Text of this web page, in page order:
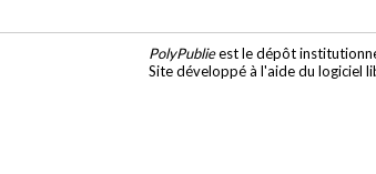
PolyPublieest le dépôt
Site développé à l'aide du logiciel